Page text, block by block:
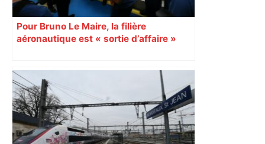
Pour Bruno Le Maire, la filière
aéronautique est « sortie d’affaire »